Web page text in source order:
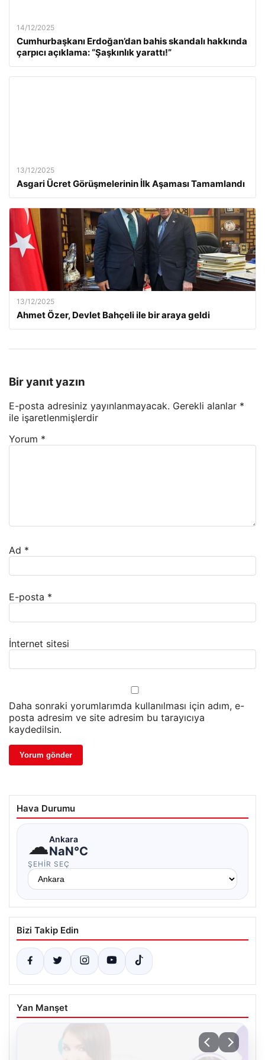
14/12/2025
Cumhurbaşkanı Erdoğan’dan bahis skandalı hakkında
çarpıcı açıklama: “Şaşkınlık yarattı!”
13/12/2025
Asgari Ücret Görüşmelerinin İlk Aşaması Tamamlandı
13/12/2025
Ahmet Özer, Devlet Bahçeli ile bir araya geldi
Bir yanıt yazın
E-posta adresiniz yayınlanmayacak. Gerekli alanlar *
ile işaretlenmişlerdir
Yorum *
Ad *
E-posta *
İnternet sitesi
Daha sonraki yorumlarımda kullanılması için adım, e-
posta adresim ve site adresim bu tarayıcıya
kaydedilsin.
Hava Durumu
☁Ankara
NaN°C
ŞEHIR SEÇ
Bizi Takip Edin
Yan Manşet